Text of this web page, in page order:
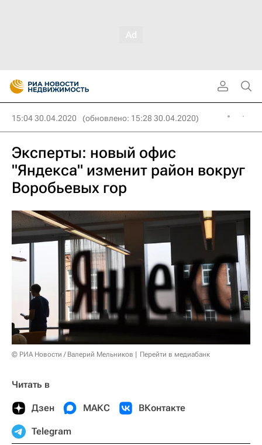
15:04 30.04.2020 (обновлено: 15:28 30.04.2020)
Эксперты: новый офис
"Яндекса" изменит район вокруг
Воробьевых гор
© РИА Новости / Валерий Мельников Перейти в медиабанк
Читать в
Дзен МАКС ВКонтакте
Telegram